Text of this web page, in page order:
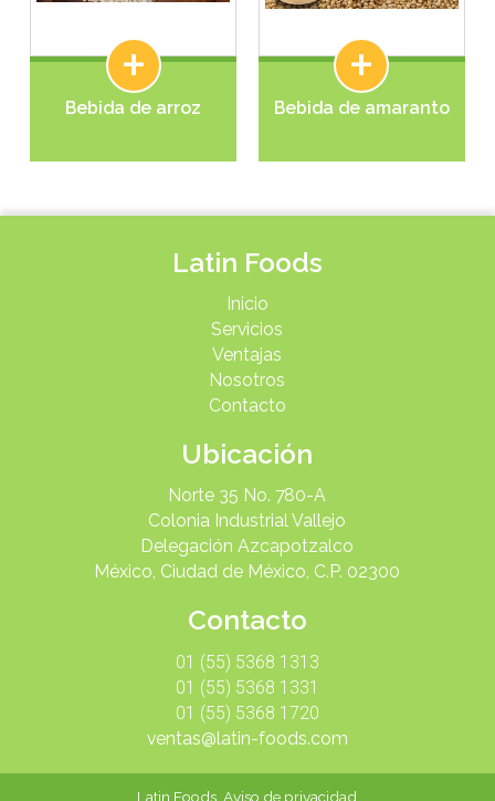
+
Bebida de arroz
+
Bebida de amaranto
Latin Foods
Inicio
Servicios
Ventajas
Nosotros
Contacto
Ubicación
Norte 35 No. 780-A
Colonia Industrial Vallejo
Delegación Azcapotzalco
México, Ciudad de México, C.P. 02300
Contacto
01 (55) 5368 1313
01 (55) 5368 1331
01 (55) 5368 1720
ventas@latin-foods.com
Latin Foods.Aviso de privacidad